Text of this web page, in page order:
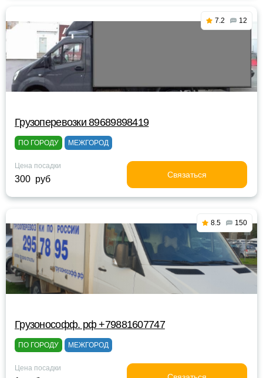
7.2 12
Грузоперевозки 89689898419
ПО ГОРОДУ МЕЖГОРОД
Цена посадки
300 руб Связаться
8.5 150
Грузонософф. рф +79881607747
ПО ГОРОДУ МЕЖГОРОД
Цена посадки